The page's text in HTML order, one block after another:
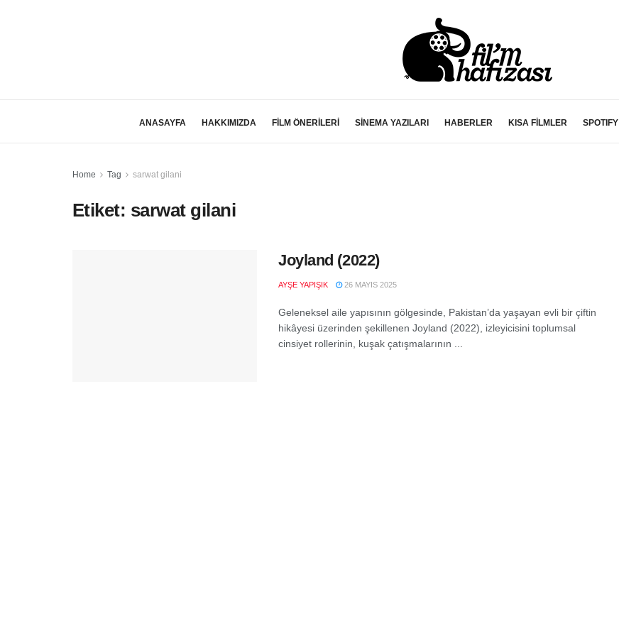
ANASAYFA HAKKIMIZDA FİLM ÖNERİLERİ SİNEMA YAZILARI HABERLER KISA FİLMLER SPOTIFY
Home Tag sarwat gilani
Etiket: sarwat gilani
Joyland (2022)
AYŞE YAPIŞIK 26 MAYIS 2025
Geleneksel aile yapısının gölgesinde, Pakistan’da yaşayan evli bir çiftin
hikâyesi üzerinden şekillenen Joyland (2022), izleyicisini toplumsal
cinsiyet rollerinin, kuşak çatışmalarının ...